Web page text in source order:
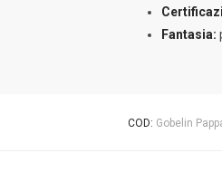
Fantasia:
COD: Gobelin